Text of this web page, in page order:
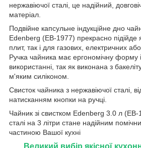
нержавіючої сталі, це надійний,
матеріал.
Подвійне капсульне індукційне дно
Edenberg (EB-1977) прекрасно підійде
плит, так і для газових, електричних
Ручка чайника має ергономічну форму
використанні, так як виконана з
м'яким силіконом.
Свисток чайника з нержавіючої сталі,
натисканням кнопки на ручці.
Чайник зі свистком Edenberg 3.0 л (EB-
сталі на 3 літри стане надійним
частиною Вашої кухні
Великий вибір якісної